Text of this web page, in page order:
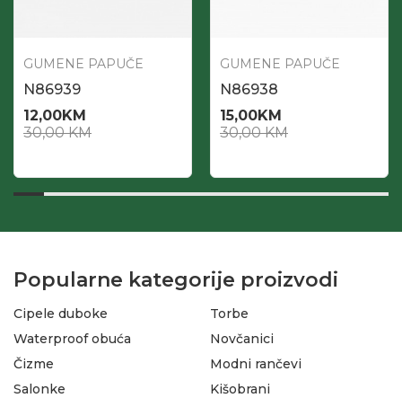
GUMENE PAPUČE
N86939
12,00KM
30,00KM
GUMENE PAPUČE
N86938
15,00KM
30,00KM
Popularne kategorije proizvodi
Cipele duboke
Waterproof obuća
Čizme
Salonke
Torbe
Novčanici
Modni rančevi
Kišobrani